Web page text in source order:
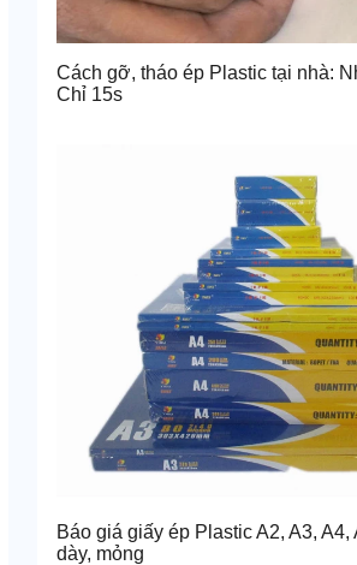
Cách gỡ, tháo ép Plastic tại nhà:
Chỉ 15s
Báo giá giấy ép Plastic A2, A3, A4,
dày, mỏng